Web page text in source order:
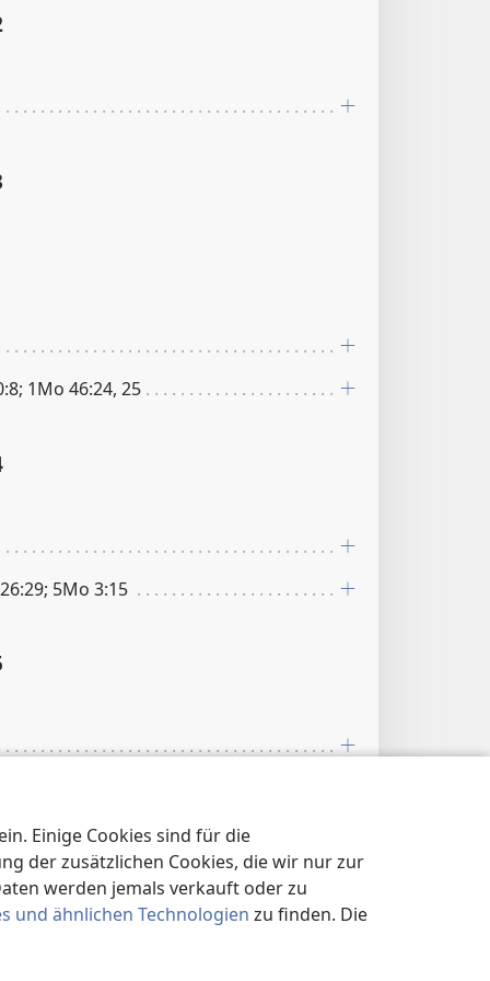
Einige Cookies sind für die
der zusätzlichen Cookies, die wir nur zur
werden jemals verkauft oder zu
und ähnlichen Technologien zu finden. Die
1Mo 46:24, 25
5Mo 3:15